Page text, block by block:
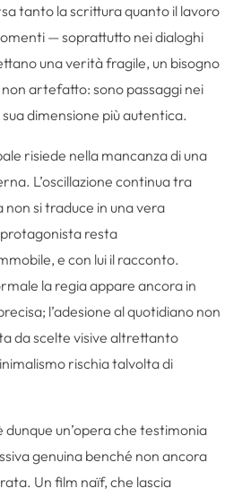
tanto la scrittura quanto il lavoro
— soprattutto nei dialoghi
una verità fragile, un bisogno
artefatto: sono passaggi nei
dimensione più autentica.
risiede nella mancanza di una
L’oscillazione continua tra
non si traduce in una vera
resta
e con lui il racconto.
la regia appare ancora in
l’adesione al quotidiano non
da scelte visive altrettanto
rischia talvolta di
dunque un’opera che testimonia
genuina benché non ancora
Un film naïf, che lascia